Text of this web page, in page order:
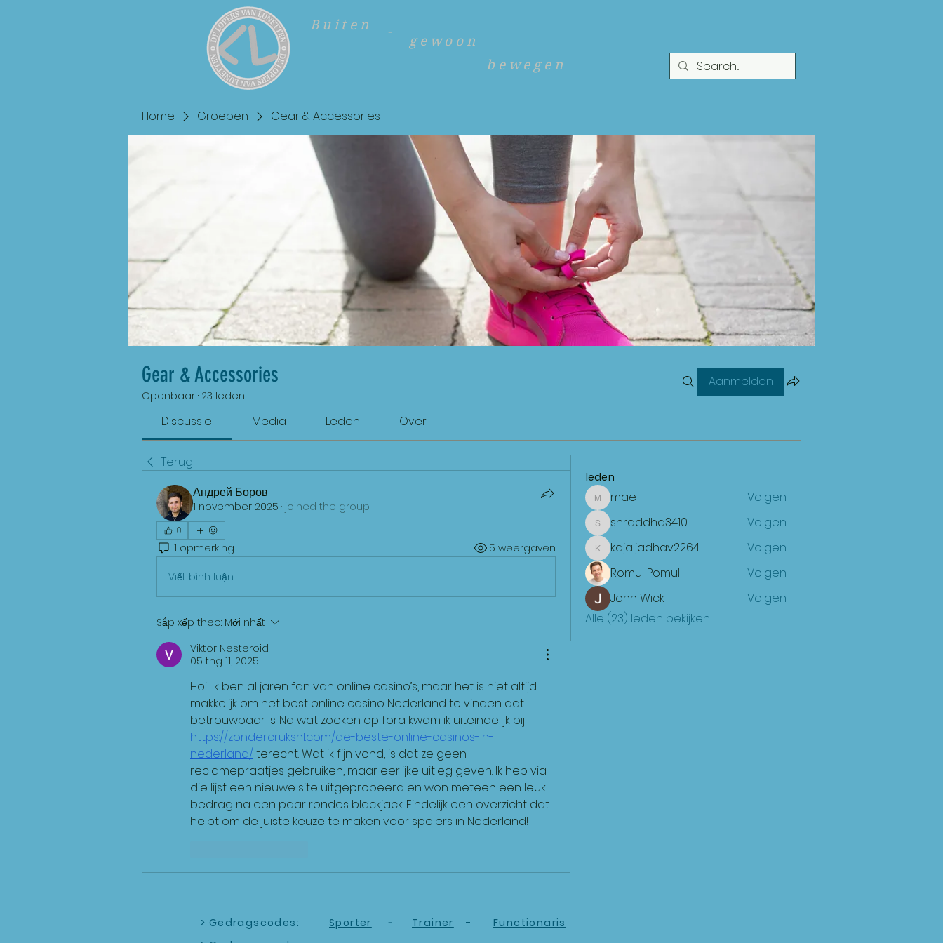
gewoon
Buiten
bewegen
-
Home Groepen Gear & Accessories
Gear & Accessories
Openbaar · 23 leden
Aanmelden
Discussie Media Leden Over
Terug
Андрей Боров
1 november 2025 · joined the group.
0
1 opmerking 5 weergaven
Viết bình luận...
Sắp xếp theo: Mới nhất
Viktor Nesteroid
05 thg 11, 2025
Hoi! Ik ben al jaren fan van online casino’s, maar het is niet altijd
makkelijk om het best online casino Nederland te vinden dat
https://zondercruksnl.com/de-beste-online-casinos-in-
nederland/ terecht. Wat ik fijn vond, is dat ze geen
reclamepraatjes gebruiken, maar eerlijke uitleg geven. Ik heb via
die lijst een nieuwe site uitgeprobeerd en won meteen een leuk
bedrag na een paar rondes blackjack. Eindelijk een overzicht dat
helpt om de juiste keuze te maken voor spelers in Nederland!
leden
maemae Volgen
shraddha3410
shraddha3410 Volgen
kajaljadhav2264
kajaljadhav2264
Volgen
Romul Pomul
Volgen
John Wick
Volgen
Alle (23) leden bekijken
> Gedragscodes: Sporter - Trainer -
Functionaris